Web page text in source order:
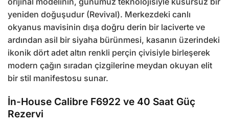
yeniden doğuşudur (Revival). Merkezdeki canlı
okyanus mavisinin dışa doğru derin bir laciverte ve
ardından asil bir siyaha bürünmesi, kasanın üzerindeki
ikonik dört adet altın renkli perçin çivisiyle birleşerek
modern çağın sıradan çizgilerine meydan okuyan elit
bir stil manifestosu sunar.
İn-House Calibre F6922 ve 40 Saat Güç
Rezervi